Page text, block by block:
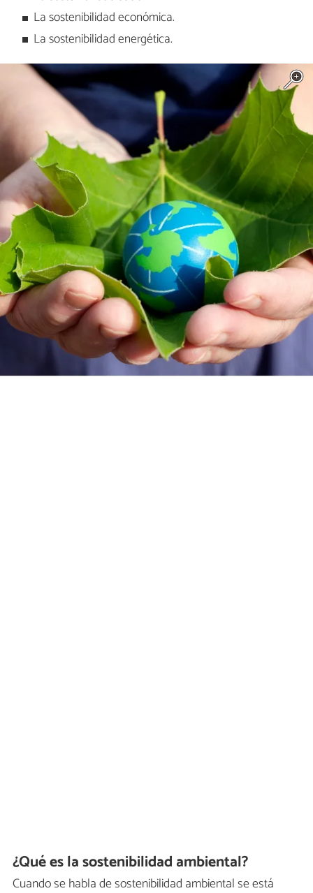
La sostenibilidad económica.
La sostenibilidad energética.
¿Qué es la sostenibilidad ambiental?
Cuando se habla de sostenibilidad ambiental se está